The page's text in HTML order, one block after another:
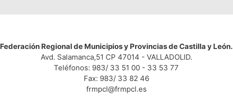
Federación Regional de Municipios y Provincias de Castilla y León.
Avd. Salamanca,51 CP 47014 - VALLADOLID.
Teléfonos: 983/ 33 51 00 - 33 53 77
Fax: 983/ 33 82 46
frmpcl@frmpcl.es